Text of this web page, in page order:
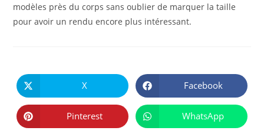
modèles près du corps sans oublier de marquer la taille
pour avoir un rendu encore plus intéressant.
CE
CONTENU
Ouvrir
dans
une
autre
fenêtre
X Ouvrir
dans
une
autre
fenêtre
Facebook
Ouvrir
dans
Pinterest Ouvrir
dans
WhatsApp